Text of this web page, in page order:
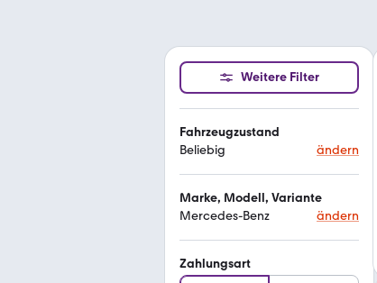
Weitere Filter
Fahrzeugzustand
Beliebig
ändern
Marke, Modell, Variante
Mercedes-Benz
ändern
Zahlungsart